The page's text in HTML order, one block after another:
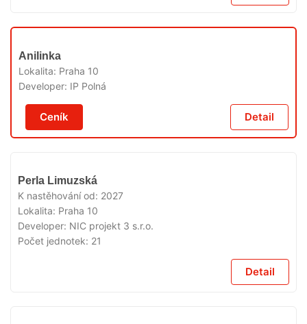
Anilinka
Lokalita: Praha 10
Developer: IP Polná
Ceník Detail
Perla Limuzská
K nastěhování od: 2027
Lokalita: Praha 10
Developer: NIC projekt 3 s.r.o.
Počet jednotek: 21
Detail